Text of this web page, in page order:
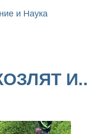
и Наука